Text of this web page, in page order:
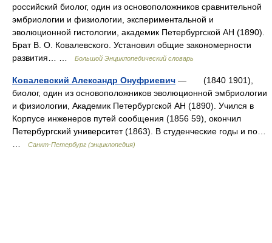
российский биолог, один из основоположников сравнительной
эмбриологии и физиологии, экспериментальной и
эволюционной гистологии, академик Петербургской АН (1890).
Брат В. О. Ковалевского. Установил общие закономерности
развития… …
Большой Энциклопедический словарь
Ковалевский Александр Онуфриевич — (1840 1901),
биолог, один из основоположников эволюционной эмбриологии
и физиологии, Академик Петербургской АН (1890). Учился в
Корпусе инженеров путей сообщения (1856 59), окончил
Петербургский университет (1863). В студенческие годы и по…
Санкт-Петербург (энциклопедия)